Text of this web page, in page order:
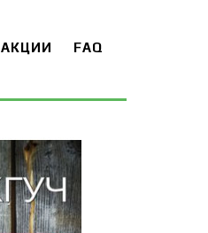
АКЦИИ FAQ